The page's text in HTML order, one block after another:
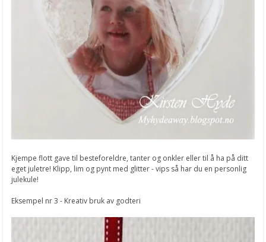
Kjempe flott gave til besteforeldre, tanter og onkler eller til å ha på ditt
eget juletre! Klipp, lim og pynt med glitter - vips så har du en personlig
julekule!
Eksempel nr 3 - Kreativ bruk av godteri